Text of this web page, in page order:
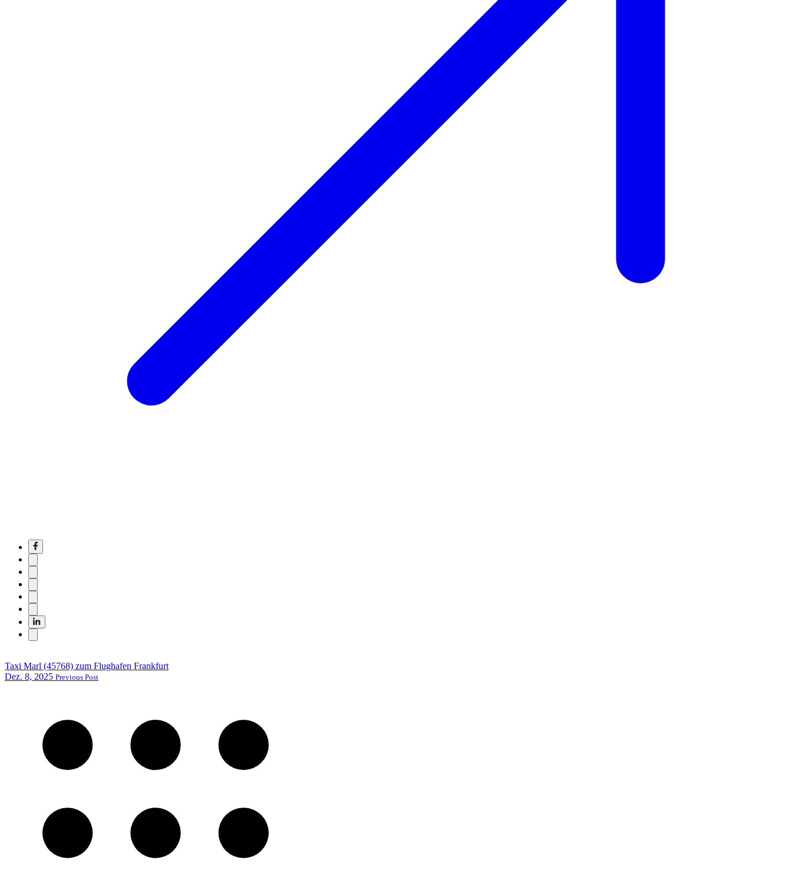
Taxi Marl (45768) zum Flughafen Frankfurt
Dez. 8, 2025 Previous Post